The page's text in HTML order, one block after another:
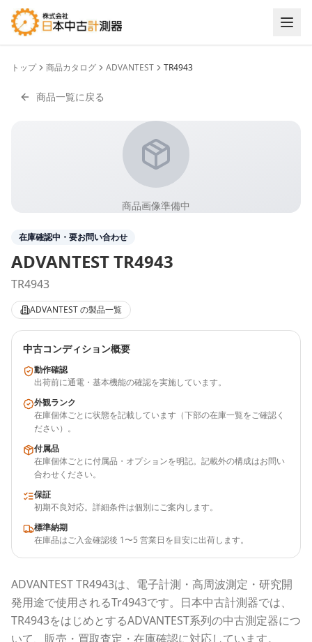
トップ 商品カタログ ADVANTEST TR4943
商品一覧に戻る
商品画像準備中
在庫確認中・要お問い合わせ
ADVANTESTTR4943
TR4943
ADVANTESTの製品一覧
中古コンディション概要
動作確認
出荷前に通電・基本機能の確認を実施しています。
外観ランク
在庫個体ごとに状態を記載しています（下部の在庫一覧をご確認く
ださい）。
付属品
在庫個体ごとに付属品・オプションを明記。記載外の構成はお問い
合わせください。
保証
初期不良対応。詳細条件は個別にご案内します。
標準納期
在庫品はご入金確認後 1〜5 営業日を目安に出荷します。
ADVANTESTTR4943は、電子計測・高周波測定・研究開
発用途で使用されるTr4943です。 日本中古計測器では、
TR4943をはじめとするADVANTEST系列の中古測定器につ
いて、販売・買取査定・在庫確認に対応しています。